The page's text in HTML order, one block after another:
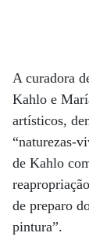
A curadora
Kahlo e
artísticos,
“naturezas-
de Kahlo
de preparo
pintura”.